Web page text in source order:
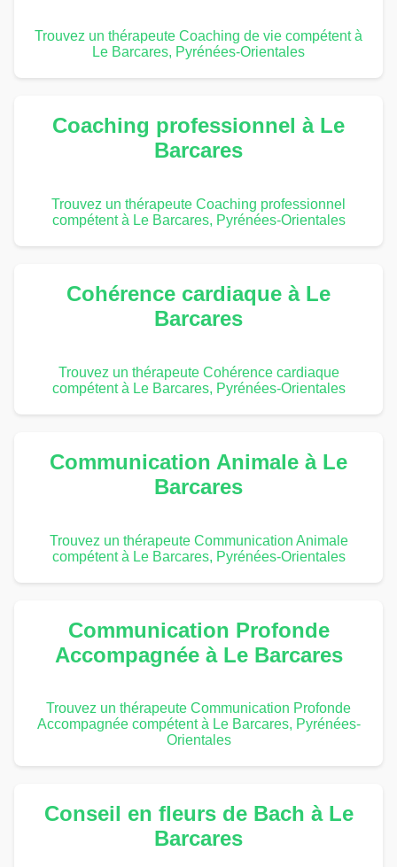
Trouvez un thérapeute Coaching de vie compétent à
Le Barcares, Pyrénées-Orientales
Coaching professionnel à Le
Barcares
Trouvez un thérapeute Coaching professionnel
compétent à Le Barcares, Pyrénées-Orientales
Cohérence cardiaque à Le
Barcares
Trouvez un thérapeute Cohérence cardiaque
compétent à Le Barcares, Pyrénées-Orientales
Communication Animale à Le
Barcares
Trouvez un thérapeute Communication Animale
compétent à Le Barcares, Pyrénées-Orientales
Communication Profonde
Accompagnée à Le Barcares
Trouvez un thérapeute Communication Profonde
Accompagnée compétent à Le Barcares, Pyrénées-
Orientales
Conseil en fleurs de Bach à Le
Barcares